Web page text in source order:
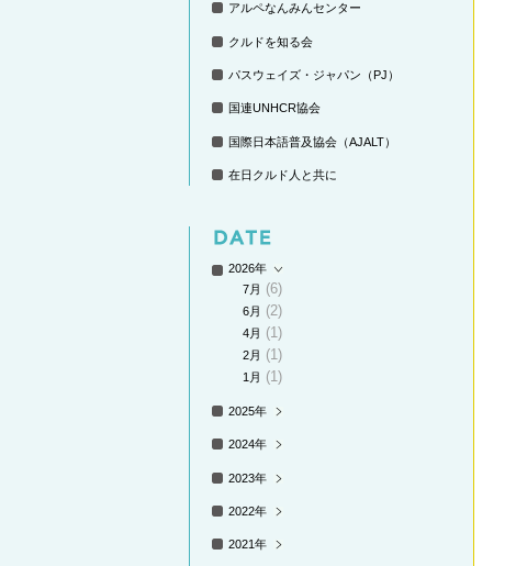
アルペなんみんセンター
クルドを知る会
パスウェイズ・ジャパン（PJ）
国連UNHCR協会
国際日本語普及協会（AJALT）
在日クルド人と共に
2026年
7月
(6)
6月 (2)
4月 (1)
2月 (1)
1月 (1)
2025年
2024年
2023年
2022年
2021年